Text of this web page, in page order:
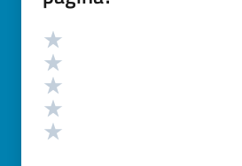
Valutazione